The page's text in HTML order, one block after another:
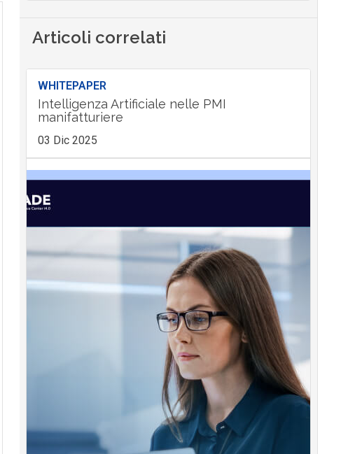
Articoli correlati
WHITEPAPER
Intelligenza Artificiale nelle PMI
manifatturiere
03 Dic 2025